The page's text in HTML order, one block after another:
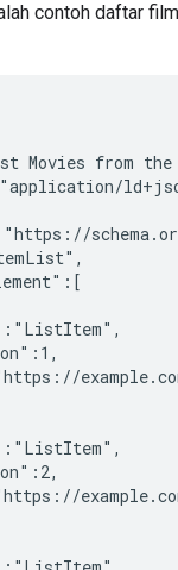
contoh daftar
Movies from